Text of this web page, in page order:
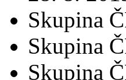
Skupina
Skupina
Skupina